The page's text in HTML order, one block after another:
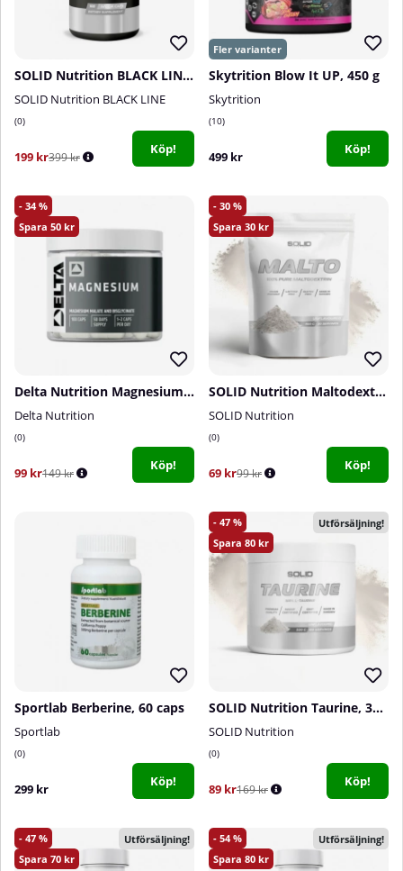
SOLID Nutrition BLACK LINE Nootropic, 100 mega caps
SOLID Nutrition BLACK LINE
0
199 kr399 kr
Köp!
Skytrition Blow It UP, 450 g
Skytrition
10
499 kr Köp!
34
50
Delta Nutrition Magnesium, 100 caps
Delta Nutrition
0
99 kr149 kr
Köp!
30
30
SOLID Nutrition Maltodextrin, 900 g
SOLID Nutrition
0
69 kr99 kr
Köp!
Sportlab Berberine, 60 caps
Sportlab
0
299 kr Köp!
47
80
Utförsäljning!
SOLID Nutrition Taurine, 320 g
SOLID Nutrition
0
89 kr169 kr
Köp!
47
70
Utförsäljning!
54
80
Utförsäljning!